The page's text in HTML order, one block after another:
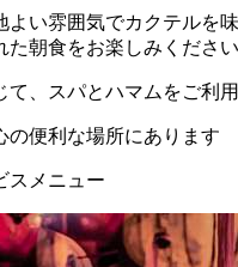
よい雰囲気でカクテルを
た朝食をお楽しみください
て、スパとハマムをご利
の便利な場所にあります
スメニュー